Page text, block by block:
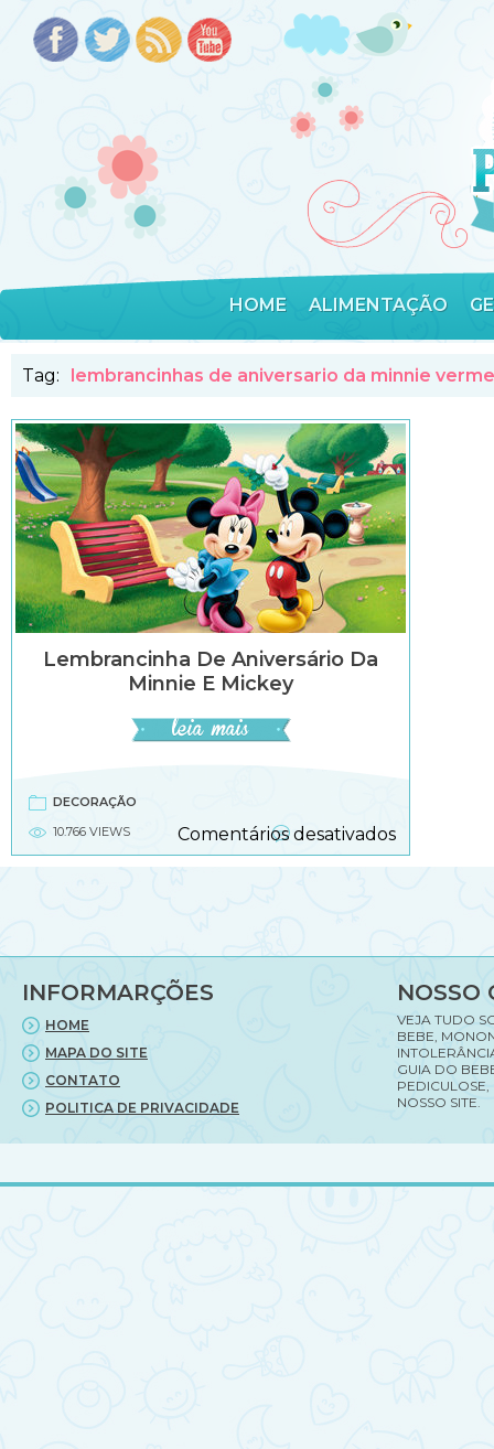
HOME ALIMENTAÇÃO
Tag: lembrancinhas de aniversario da minnie
Lembrancinha De Aniversário Da
Minnie E Mickey
DECORAÇÃO
10.766 VIEWS
Comentários desativadosem
e
Mickey
INFORMARÇÕES
HOME
MAPA DO SITE
CONTATO
POLITICA DE PRIVACIDADE
NOSSO
VEJA TUDO
BEBE,
GUIA DO
PEDICULOSE,
NOSSO SITE.